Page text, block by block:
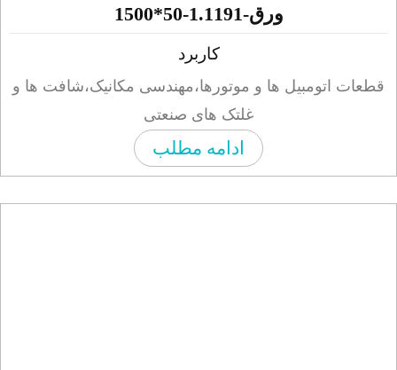
ورق-1.1191-50*1500
کاربرد
اتومبیل ها و موتورها،مهندسی مکانیک،شافت ها و
غلتک های صنعتی
ادامه مطلب